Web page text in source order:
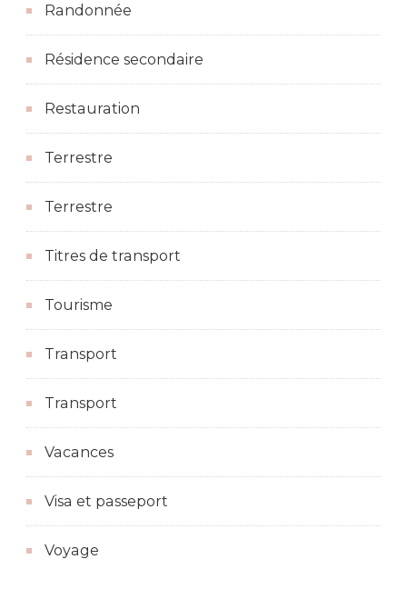
Randonnée
Résidence secondaire
Restauration
Terrestre
Terrestre
Titres de transport
Tourisme
Transport
Transport
Vacances
Visa et passeport
Voyage